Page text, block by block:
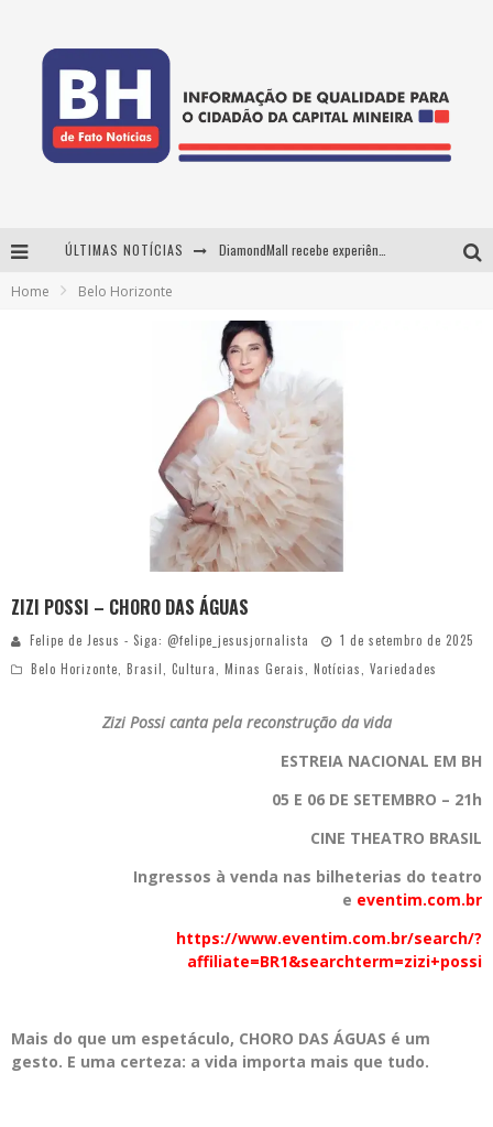
ÚLTIMAS NOTÍCIAS
Home Belo Horizonte
ZIZI POSSI – CHORO DAS ÁGUAS
Felipe de Jesus - Siga: @felipe_jesusjornalista
1 de setembro de 2025
Belo Horizonte, Brasil, Cultura, Minas Gerais, Notícias, Variedades
Zizi Possi canta pela reconstrução da vida
ESTREIA NACIONAL EM BH
05 E 06 DE SETEMBRO – 21h
CINE THEATRO BRASIL
Ingressos à venda nas bilheterias do teatro
e eventim.com.br
https://www.eventim.com.br/search/?
affiliate=BR1&searchterm=zizi+possi
Mais do que um espetáculo, CHORO DAS ÁGUAS é um
gesto. E uma certeza: a vida importa mais que tudo.